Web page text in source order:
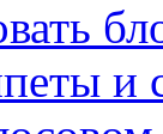
и